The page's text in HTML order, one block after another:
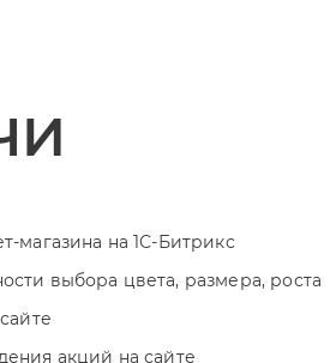
магазина на 1С-Битрикс
выбора цвета, размера, роста
акций на сайте